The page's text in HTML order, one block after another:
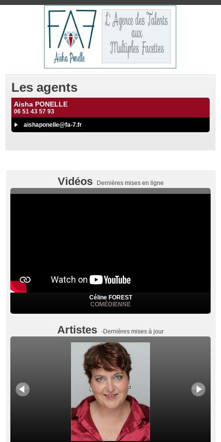
Les agents
Aisha PONELLE
06 51 43 57 93
aishaponelle@fa-7.fr
Vidéos Dernières mises en ligne
Céline FOREST
COMÉDIENNE
Artistes -Dernières mises à jour